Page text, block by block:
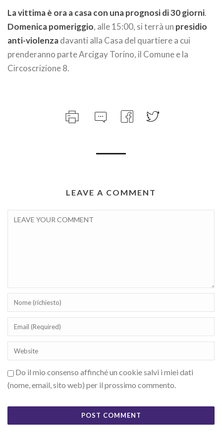
La vittima è ora a casa con una prognosi di 30 giorni.
Domenica pomeriggio, alle 15:00, si terrà un presidio
anti-violenzadavanti alla Casa del quartiere a cui
prenderanno parte Arcigay Torino, il Comune e la
Circoscrizione 8.
LEAVE A COMMENT
Do il mio consenso affinché un cookie salvi i miei dati
(nome, email, sito web) per il prossimo commento.